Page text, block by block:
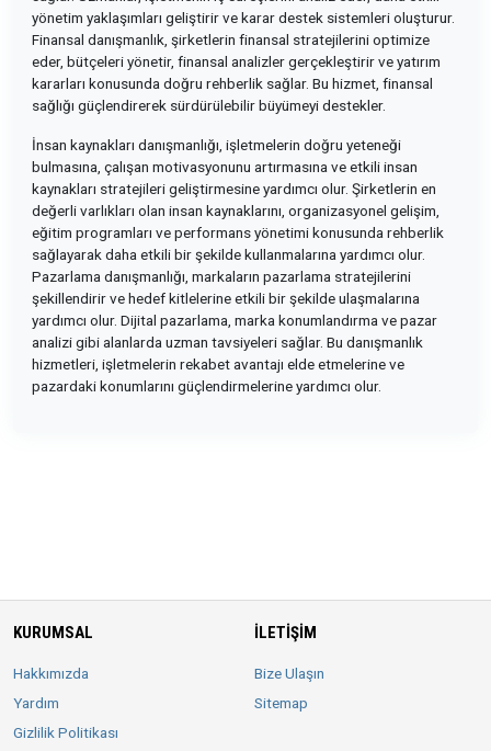
yönetim yaklaşımları geliştirir ve karar destek sistemleri oluşturur.
Finansal danışmanlık, şirketlerin finansal stratejilerini optimize
eder, bütçeleri yönetir, finansal analizler gerçekleştirir ve yatırım
kararları konusunda doğru rehberlik sağlar. Bu hizmet, finansal
sağlığı güçlendirerek sürdürülebilir büyümeyi destekler.
İnsan kaynakları danışmanlığı, işletmelerin doğru yeteneği
bulmasına, çalışan motivasyonunu artırmasına ve etkili insan
kaynakları stratejileri geliştirmesine yardımcı olur. Şirketlerin en
değerli varlıkları olan insan kaynaklarını, organizasyonel gelişim,
eğitim programları ve performans yönetimi konusunda rehberlik
sağlayarak daha etkili bir şekilde kullanmalarına yardımcı olur.
Pazarlama danışmanlığı, markaların pazarlama stratejilerini
şekillendirir ve hedef kitlelerine etkili bir şekilde ulaşmalarına
yardımcı olur. Dijital pazarlama, marka konumlandırma ve pazar
analizi gibi alanlarda uzman tavsiyeleri sağlar. Bu danışmanlık
hizmetleri, işletmelerin rekabet avantajı elde etmelerine ve
pazardaki konumlarını güçlendirmelerine yardımcı olur.
KURUMSAL
Hakkımızda
Yardım
Gizlilik Politikası
İLETIŞIM
Bize Ulaşın
Sitemap